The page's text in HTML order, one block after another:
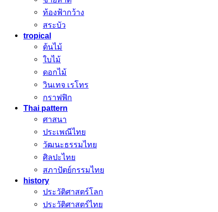
ท้องฟ้ากว้าง
สระบัว
tropical
ต้นไม้
ใบไม้
ดอกไม้
วินเทจ เรโทร
กราฟฟิก
Thai pattern
ศาสนา
ประเพณีไทย
วัฒนะธรรมไทย
ศิลปะไทย
สภาปัตย์กรรมไทย
history
ประวัติศาสตร์โลก
ประวัติศาสตร์ไทย